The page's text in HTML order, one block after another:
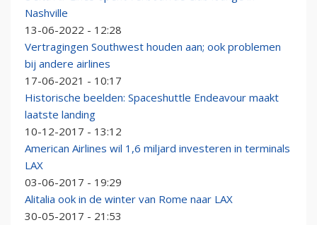
Nashville
13-06-2022 - 12:28
Vertragingen Southwest houden aan; ook problemen
bij andere airlines
17-06-2021 - 10:17
Historische beelden: Spaceshuttle Endeavour maakt
laatste landing
10-12-2017 - 13:12
American Airlines wil 1,6 miljard investeren in terminals
LAX
03-06-2017 - 19:29
Alitalia ook in de winter van Rome naar LAX
30-05-2017 - 21:53